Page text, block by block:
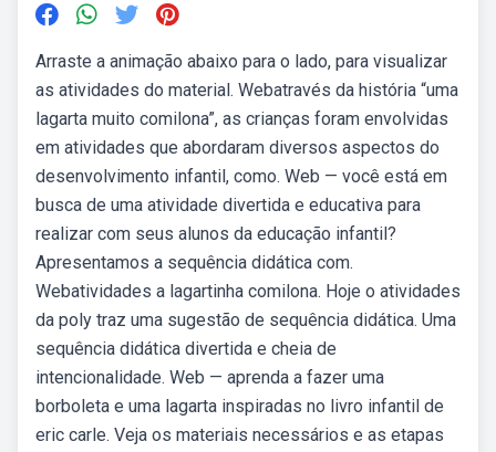
Arraste a animação abaixo para o lado, para visualizar
as atividades do material. Webatravés da história “uma
lagarta muito comilona”, as crianças foram envolvidas
em atividades que abordaram diversos aspectos do
desenvolvimento infantil, como. Web — você está em
busca de uma atividade divertida e educativa para
realizar com seus alunos da educação infantil?
Apresentamos a sequência didática com.
Webatividades a lagartinha comilona. Hoje o atividades
da poly traz uma sugestão de sequência didática. Uma
sequência didática divertida e cheia de
intencionalidade. Web — aprenda a fazer uma
borboleta e uma lagarta inspiradas no livro infantil de
eric carle. Veja os materiais necessários e as etapas